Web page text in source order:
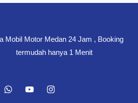
Mobil Motor Medan 24 Jam , Booking
termudah hanya 1 Menit